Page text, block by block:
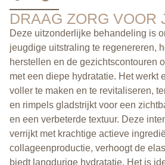
DRAAG ZORG VOOR
Deze uitzonderlijke behandeling is
jeugdige uitstraling te regenereren,
herstellen en de gezichtscontouren
met een diepe hydratatie. Het werkt
voller te maken en te revitaliseren,
en rimpels gladstrijkt voor een
en een verbeterde textuur. Deze
verrijkt met krachtige actieve
collageenproductie, verhoogt de
biedt langdurige hydratatie. Het is